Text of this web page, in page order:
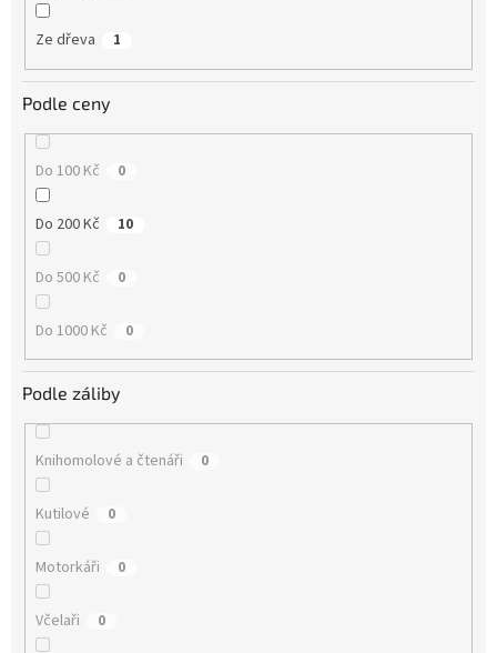
Ze dřeva 1
Podle ceny
Do 100 Kč 0
Do 200 Kč 10
Do 500 Kč 0
Do 1000 Kč 0
Podle záliby
Knihomolové a čtenáři 0
Kutilové 0
Motorkáři 0
Včelaři 0